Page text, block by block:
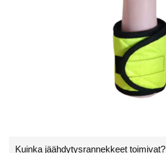
Kuinka jäähdytysrannekkeet toimivat?